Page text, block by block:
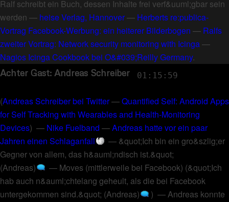
Ralf schreibt ein Buch, dessen Inhalte frei verf&uuml;gbar sein
werden — heise Verlag, Hannover— Herberts re:publica-
Vortrag Facebook-Werbung: ein heiterer Bilderbogen — Ralfs
zweiter Vortrag: Network security monitoring with Icinga—
Nagios Icinga Cookbook bei O&#039;Reilly Germany.
Achter Gast: Andreas Schreiber 01:15:59
(Andreas Schreiber bei Twitter—Quantified Self: Android Apps
for Self Tracking with Wearables and Health-Monitoring
Devices) — Nike Fuelband —Andreas hatte vor ein paar
Jahren einen Schlaganfall
— &quot;Ich bin ein gro&szlig;er
Gegner von allem, das h&auml;ndisch ist.&quot;
(Andreas)
— Moves (mittlerweile bei Facebook) (&quot;Ich
hab auch n&auml;chtelang geheult, als die bei Facebook
untergekommen sind.&quot; (Andreas)
) —Andreas konnte